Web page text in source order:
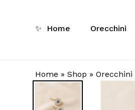
✨ Home Orecchini
Home » Shop » Orecchini